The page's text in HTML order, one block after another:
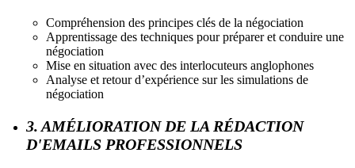
Compréhension des principes clés de la négociation
Apprentissage des techniques pour préparer et conduire une
négociation
Mise en situation avec des interlocuteurs anglophones
Analyse et retour d’expérience sur les simulations de
négociation
3. AMÉLIORATION DE LA RÉDACTION
D'EMAILS PROFESSIONNELS